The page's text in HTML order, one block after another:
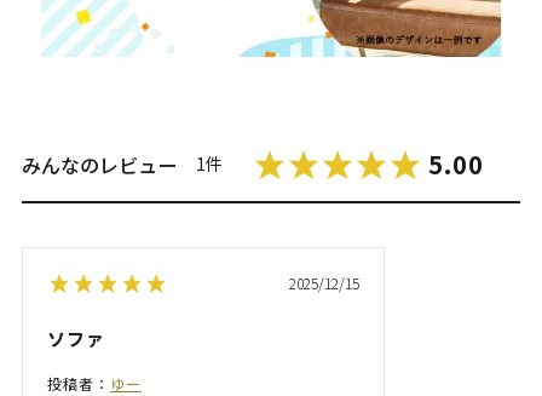
みんなのレビュー 1件 5.00
2025/12/15
ソファ
投稿者： ゆー